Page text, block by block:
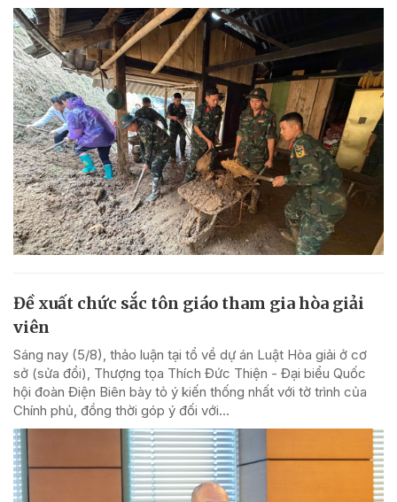
Đề xuất chức sắc tôn giáo tham gia hòa giải
viên
Sáng nay (5/8), thảo luận tại tổ về dự án Luật Hòa giải ở cơ
sở (sửa đổi), Thượng tọa Thích Đức Thiện - Đại biểu Quốc
hội đoàn Điện Biên bày tỏ ý kiến thống nhất với tờ trình của
Chính phủ, đồng thời góp ý đối với...